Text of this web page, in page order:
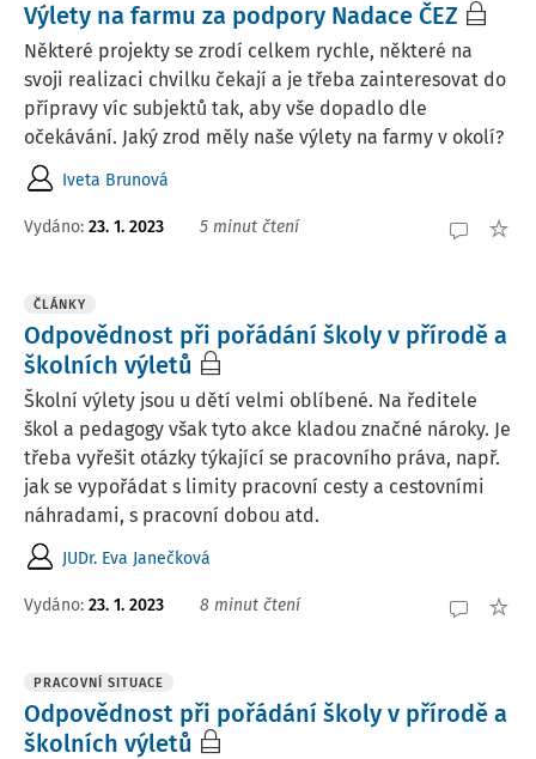
Výlety na farmu za podpory Nadace ČEZ
Některé projekty se zrodí celkem rychle, některé na
svoji realizaci chvilku čekají a je třeba zainteresovat do
přípravy víc subjektů tak, aby vše dopadlo dle
očekávání. Jaký zrod měly naše výlety na farmy v okolí?
Iveta Brunová
Vydáno: 23. 1. 2023 5 minut čtení
ČLÁNKY
Odpovědnost při pořádání školy v přírodě a
školních výletů
Školní výlety jsou u dětí velmi oblíbené. Na ředitele
škol a pedagogy však tyto akce kladou značné nároky. Je
třeba vyřešit otázky týkající se pracovního práva, např.
jak se vypořádat s limity pracovní cesty a cestovními
náhradami, s pracovní dobou atd.
JUDr. Eva Janečková
Vydáno: 23. 1. 2023 8 minut čtení
PRACOVNÍ SITUACE
Odpovědnost při pořádání školy v přírodě a
školních výletů